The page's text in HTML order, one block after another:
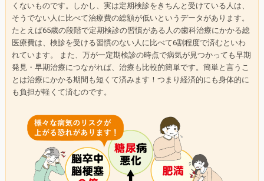
くないものです。
しかし、実は定期検診をきちんと受けている人は、
そうでない人に比べて治療費の総額が低いというデータがあります。
たとえば65歳の段階で定期検診の習慣がある人の歯科治療にかかる総
医療費は、 検診を受ける習慣のない人に比べて6割程度で済むといわ
れていま す。 また、万が一定期検診の時点で病気が見つかっても早期
発見・ 早期治療につながれば、治療も比較的簡単です。 簡単と言うこ
とは治療にかかる期間も短くて済みます！ つまり経済的にも身体的に
も負担が軽くて済むのです。